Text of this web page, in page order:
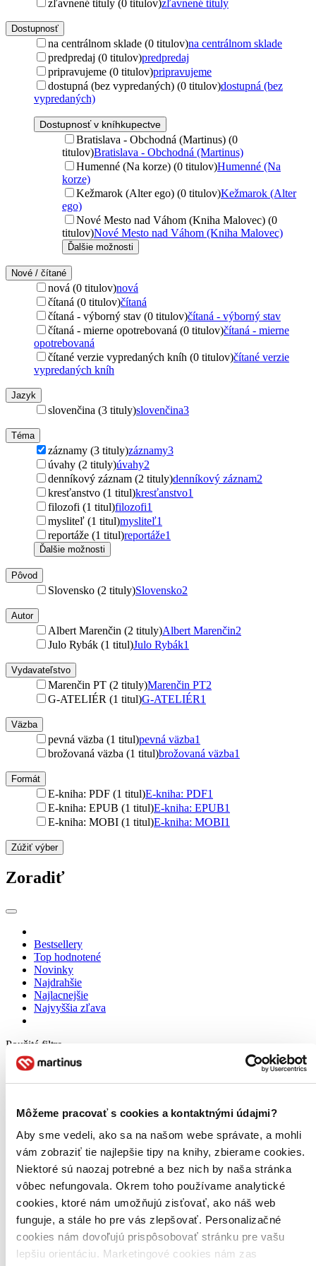
Môžeme pracovať s cookies a kontaktnými údajmi?
Aby sme vedeli, ako sa na našom webe správate, a mohli
vám zobraziť tie najlepšie tipy na knihy, zbierame cookies.
Niektoré sú naozaj potrebné a bez nich by naša stránka
vôbec nefungovala. Okrem toho používame analytické
cookies, ktoré nám umožňujú zisťovať, ako náš web
funguje, a stále ho pre vás zlepšovať. Personalizačné
cookies nám dovoľujú prispôsobovať stránku pre vašu
lepšiu orientáciu. Marketingové cookies nám zas
zľavnené tituly (0 titulov)zľavnené tituly
Dostupnosť
na centrálnom sklade (0 titulov)na centrálnom sklade
predpredaj (0 titulov)predpredaj
pripravujeme (0 titulov)pripravujeme
dostupná (bez vypredaných) (0 titulov)dostupná (bez
vypredaných)
Dostupnosť v kníhkupectve
Bratislava - Obchodná (Martinus) (0
titulov)Bratislava - Obchodná (Martinus)
Humenné (Na korze) (0 titulov)Humenné (Na
korze)
Kežmarok (Alter ego) (0 titulov)Kežmarok (Alter
ego)
Nové Mesto nad Váhom (Kniha Malovec) (0
titulov)Nové Mesto nad Váhom (Kniha Malovec)
Ďalšie možnosti
Nové / čítané
nová (0 titulov)nová
čítaná (0 titulov)čítaná
čítaná - výborný stav (0 titulov)čítaná - výborný stav
čítaná - mierne opotrebovaná (0 titulov)čítaná - mierne
opotrebovaná
čítané verzie vypredaných kníh (0 titulov)čítané verzie
vypredaných kníh
Jazyk
slovenčina (3 tituly)slovenčina3
Téma
záznamy (3 tituly)záznamy3
úvahy (2 tituly)úvahy2
denníkový záznam (2 tituly)denníkový záznam2
kresťanstvo (1 titul)kresťanstvo1
filozofi (1 titul)filozofi1
mysliteľ (1 titul)mysliteľ1
reportáže (1 titul)reportáže1
Ďalšie možnosti
Pôvod
Slovensko (2 tituly)Slovensko2
Autor
Albert Marenčin (2 tituly)Albert Marenčin2
Julo Rybák (1 titul)Julo Rybák1
Vydavateľstvo
Marenčin PT (2 tituly)Marenčin PT2
G-ATELIÉR (1 titul)G-ATELIÉR1
Väzba
pevná väzba (1 titul)pevná väzba1
brožovaná väzba (1 titul)brožovaná väzba1
Formát
E-kniha: PDF (1 titul)E-kniha: PDF1
E-kniha: EPUB (1 titul)E-kniha: EPUB1
E-kniha: MOBI (1 titul)E-kniha: MOBI1
Zúžiť výber
Zoradiť
Bestsellery
Top hodnotené
Novinky
Najdrahšie
Najlacnejšie
Najvyššia zľava
Použité filtre
Zrušiť filtre
Na tému záznamy